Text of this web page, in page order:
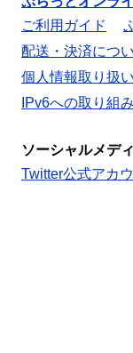
ご利用ガイド
配送・決済につ
個人情報取り扱
IPv6への取り組み
ソーシャルメデ
Twitter公式アカ